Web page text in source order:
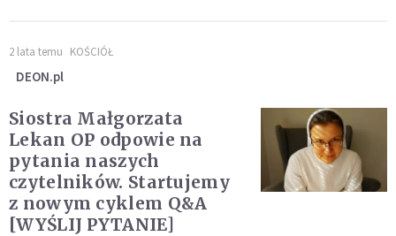
2 lata temu KOŚCIÓŁ
DEON.pl
Siostra Małgorzata
Lekan OP odpowie na
pytania naszych
czytelników. Startujemy
z nowym cyklem Q&A
[WYŚLIJ PYTANIE]